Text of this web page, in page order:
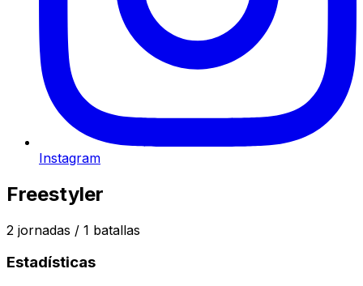
Instagram
Freestyler
2 jornadas / 1 batallas
Estadísticas